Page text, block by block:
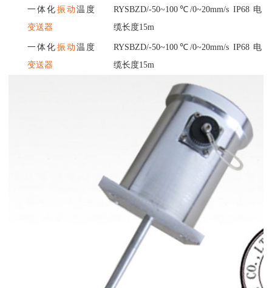
一体化振动温 度
变送器
RYSBZD/-50~100℃/0~20mm/s IP68 电
缆长度15m
一体化振动温 度
变送器
RYSBZD/-50~100℃/0~20mm/s IP68 电
缆长度15m